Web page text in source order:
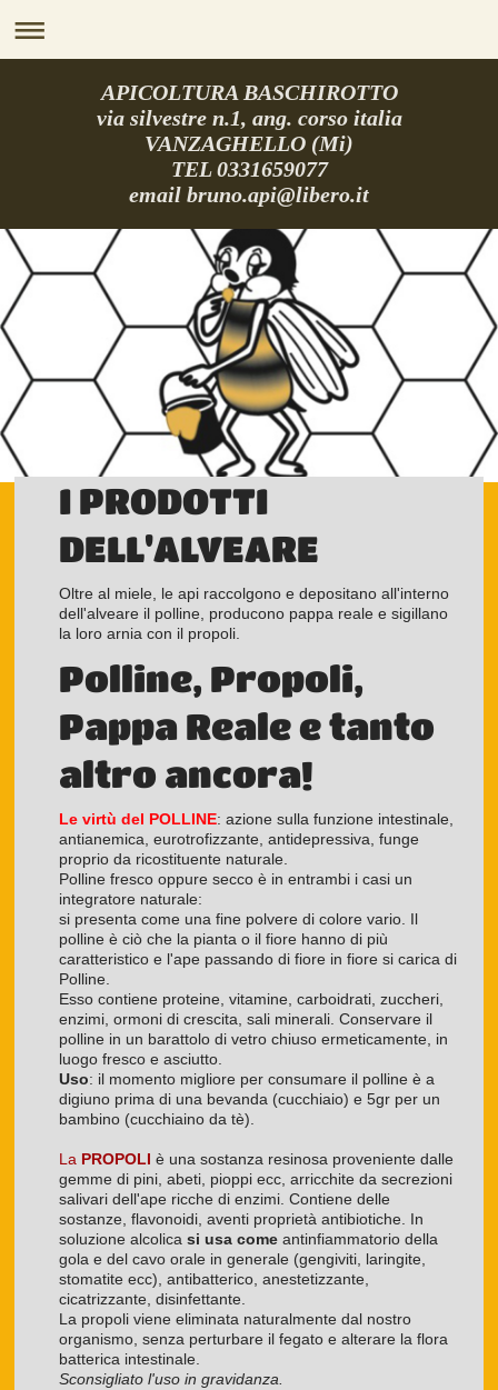
APICOLTURA BASCHIROTTO
via silvestre n.1, ang. corso italia
VANZAGHELLO (Mi)
TEL 0331659077
email bruno.api@libero.it
I PRODOTTI
DELL'ALVEARE
Oltre al miele, le api raccolgono e depositano all'interno
dell'alveare il polline, producono pappa reale e sigillano
la loro arnia con il propoli.
Polline, Propoli,
Pappa Reale e tanto
altro ancora!
Le virtù del POLLINE: azione sulla funzione intestinale,
antianemica, eurotrofizzante, antidepressiva, funge
proprio da ricostituente naturale.
Polline fresco oppure secco è in entrambi i casi un
integratore naturale:
si presenta come una fine polvere di colore vario. Il
polline è ciò che la pianta o il fiore hanno di più
caratteristico e l'ape passando di fiore in fiore si carica di
Polline.
Esso contiene proteine, vitamine, carboidrati, zuccheri,
enzimi, ormoni di crescita, sali minerali. Conservare il
polline in un barattolo di vetro chiuso ermeticamente, in
luogo fresco e asciutto.
Uso: il momento migliore per consumare il polline è a
digiuno prima di una bevanda (cucchiaio) e 5gr per un
bambino (cucchiaino da tè).
La PROPOLI è una sostanza resinosa proveniente dalle
gemme di pini, abeti, pioppi ecc, arricchite da secrezioni
salivari dell'ape ricche di enzimi. Contiene delle
sostanze, flavonoidi, aventi proprietà antibiotiche. In
soluzione alcolicasi usa come antinfiammatorio della
gola e del cavo orale in generale (gengiviti, laringite,
stomatite ecc), antibatterico, anestetizzante,
cicatrizzante, disinfettante.
La propoli viene eliminata naturalmente dal nostro
organismo, senza perturbare il fegato e alterare la flora
batterica intestinale.
Sconsigliato l'uso in gravidanza.